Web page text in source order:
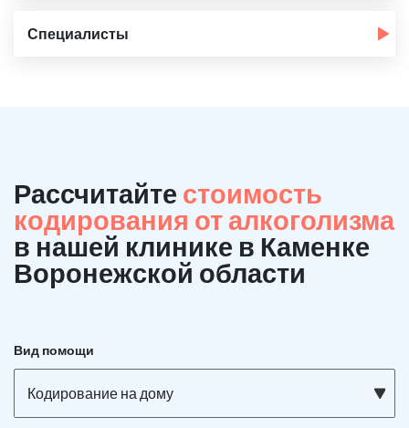
Специалисты
Рассчитайте стоимость
кодирования от алкоголизма
в нашей клинике в Каменке
Воронежской области
Вид помощи
Кодирование на дому